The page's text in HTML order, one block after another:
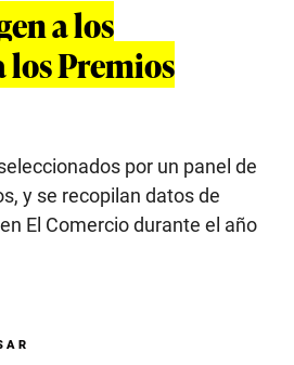
a los
Premios
por un panel de
y se recopilan datos de
El Comercio durante el año